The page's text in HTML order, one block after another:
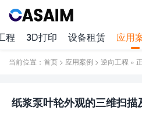
程 3D打印 设备租赁 应用
当前位置： 首页 > 应用案例 > 逆向工程 »
纸浆泵叶轮外观的三维扫描